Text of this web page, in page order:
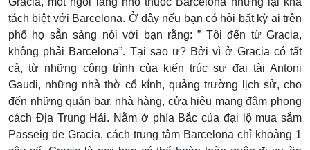
tách biệt với Barcelona. Ở đây nếu bạn có hỏi bất kỳ ai trên
phố họ sẵn sàng nói với bạn rằng: ” Tôi đến từ Gracia,
không phải Barcelona”. Tại sao ư? Bởi vì ở Gracia có tất
cả, từ những công trình của kiến trúc sư đại tài Antoni
Gaudi, những nhà thờ cổ kính, quảng trường lịch sử, cho
đến những quán bar, nhà hàng, cửa hiệu mang đậm phong
cách Địa Trung Hải. Nằm ở phía Bắc của đại lộ mua sắm
Passeig de Gracia, cách trung tâm Barcelona chỉ khoảng 1